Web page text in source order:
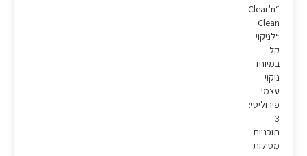
“Clear'n
Clean
“לניקוי
קל
במיוחד
ניקוי
עצמי
פירוליטי:
3
תוכניות
מסילות